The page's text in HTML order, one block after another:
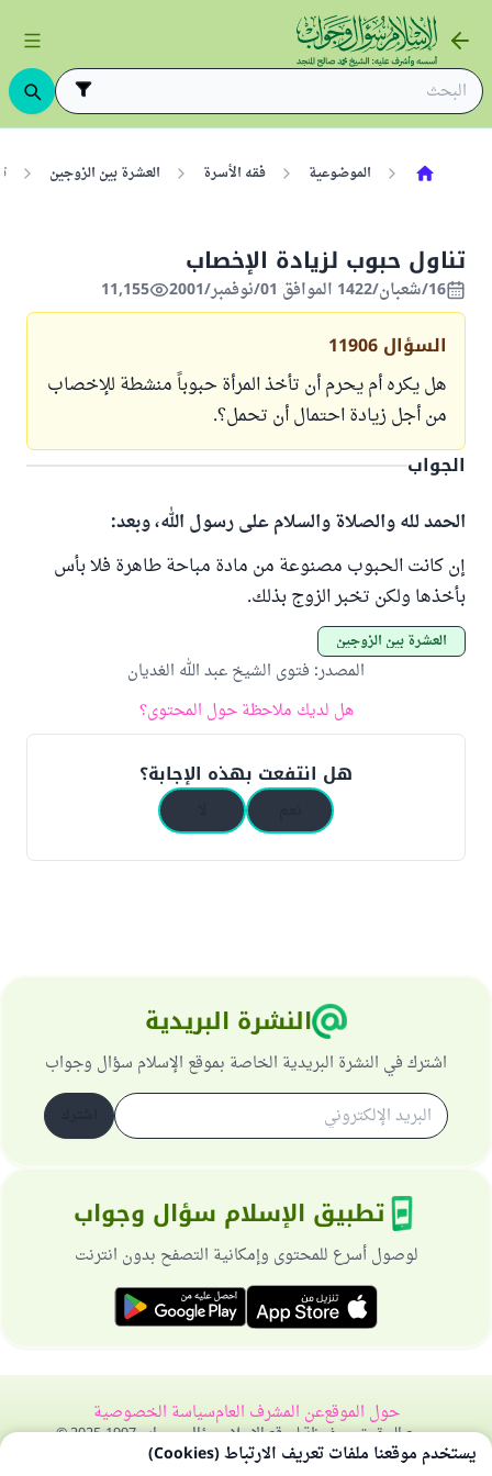
الموضوعية فقه الأسرة العشرة بين الزوجين
تناول حبوب لزيادة الإخصاب
16/شعبان/1422 الموافق 01/نوفمبر/2001 11,155
السؤال 11906
هل يكره أم يحرم أن تأخذ المرأة حبوباً منشطة للإخصاب
من أجل زيادة احتمال أن تحمل؟.
الجواب
الحمد لله والصلاة والسلام على رسول الله، وبعد:
إن كانت الحبوب مصنوعة من مادة مباحة طاهرة فلا بأس
بأخذها ولكن تخبر الزوج بذلك.
العشرة بين الزوجين
المصدر: فتوى الشيخ عبد الله الغديان
هل لديك ملاحظة حول المحتوى؟
هل انتفعت بهذه الإجابة؟
النشرة البريدية
اشترك في النشرة البريدية الخاصة بموقع الإسلام سؤال وجواب
تطبيق الإسلام سؤال وجواب
لوصول أسرع للمحتوى وإمكانية التصفح بدون انترنت
حول الموقععن المشرف العامسياسة الخصوصية
جميع الحقوق محفوظة لموقع الإسلام سؤال وجواب 1997-2025 ©
يستخدم موقعنا ملفات تعريف الارتباط (Cookies)